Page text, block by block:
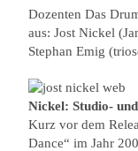
Dozenten Das
aus: Jost Nickel
Stephan Emig
Nickel: Studio-
Kurz vor dem
Dance“ im Jahr